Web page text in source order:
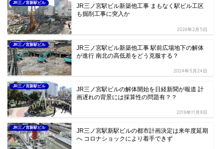
JR三ノ宮新駅ビル
JR三ノ宮駅ビル新築他工事 まもなく駅ビル工区
も掘削工事に突入か
2026年2月5日
JR三ノ宮新駅ビル
JR三ノ宮駅ビル新築他工事 駅前広場地下の解体
が進行 南北の高低差をどう克服する？
2024年5月24日
JR三ノ宮新駅ビル
JR三ノ宮駅ビルの解体開始を日経新聞が報道 計
画遅れの背景には採算性の問題有？？
2018年11月8日
JR三ノ宮新駅ビル
JR三ノ宮駅新駅ビルの都市計画決定は来年度延期
へ コロナショックにより着手できず